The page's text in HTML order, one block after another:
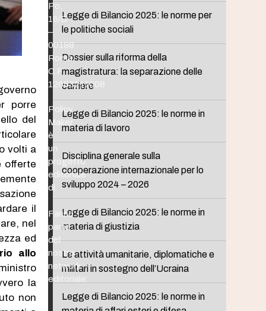
porre
del
volti a
offerte
il
nel
ed
allo
la
non
Legge di Bilancio 2025: le norme per
le politiche sociali
Dossier sulla riforma della
magistratura: la separazione delle
carriere
Legge di Bilancio 2025: le norme in
materia di lavoro
Disciplina generale sulla
cooperazione internazionale per lo
sviluppo 2024 – 2026
Legge di Bilancio 2025: le norme in
materia di giustizia
Le attività umanitarie, diplomatiche e
militari in sostegno dell’Ucraina
Legge di Bilancio 2025: le norme in
Po,
16/B
–
00198
Roma
C.F.
12653211008
Policy
Maker
è
un
progetto
editoriale
di
Fanno
parte
del
nostro
network
editoriale: